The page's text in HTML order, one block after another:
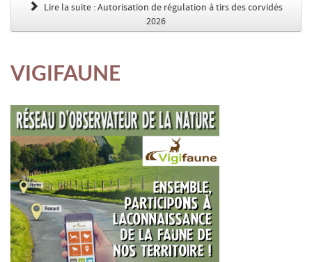
Lire la suite : Autorisation de régulation à tirs des corvidés
2026
VIGIFAUNE